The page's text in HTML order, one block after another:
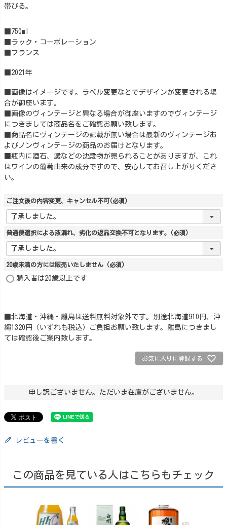
帯びる。
■750ml
■ラック・コーポレーション
■フランス
■2021年
■画像はイメージです。ラベル変更などでデザインが変更される場
合が御座います。
■画像のヴィンテージと異なる場合が御座いますのでヴィンテージ
につきましては商品名をご確認お願い致します。
■商品名にヴィンテージの記載が無い場合は最新のヴィンテージお
よびノンヴィンテージの商品のお届けとなります。
■瓶内に酒石、澱などの沈殿物が見られることがありますが、これ
はワインの葡萄由来の成分ですので、安心してお召し上がりくださ
い。
ご注文後の内容変更、キャンセル不可 (必須)
普通便選択による液漏れ、劣化の返品交換不可となります。 (必須)
20歳未満の方には販売いたしません (必須)
購入者は20歳以上です
■北海道・沖縄・離島は送料無料対象外です。別途北海道910円、沖
縄1320円（いずれも税込）ご負担お願い致します。離島につきまし
ては確認後ご案内致します。
お気に入りに登録する
申し訳ございません。ただいま在庫がございません。
レビューを書く
この商品を見ている人はこちらもチェック